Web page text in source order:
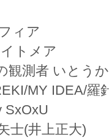
ィア
トメア
観測者 いとう
MY IDEA/羅
SxOxU
士(井上正大)